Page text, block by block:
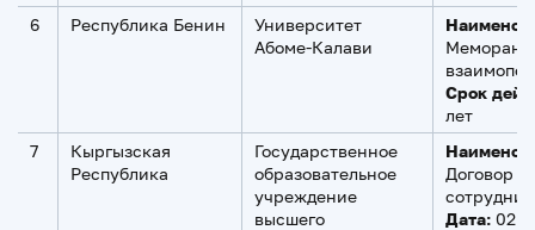
6
Республика Бенин
Университет
Абоме-Калави
Срок
лет
7
Кыргызская
Республика
Государственное
образовательное
учреждение
высшего
Договор о
Дата: 02